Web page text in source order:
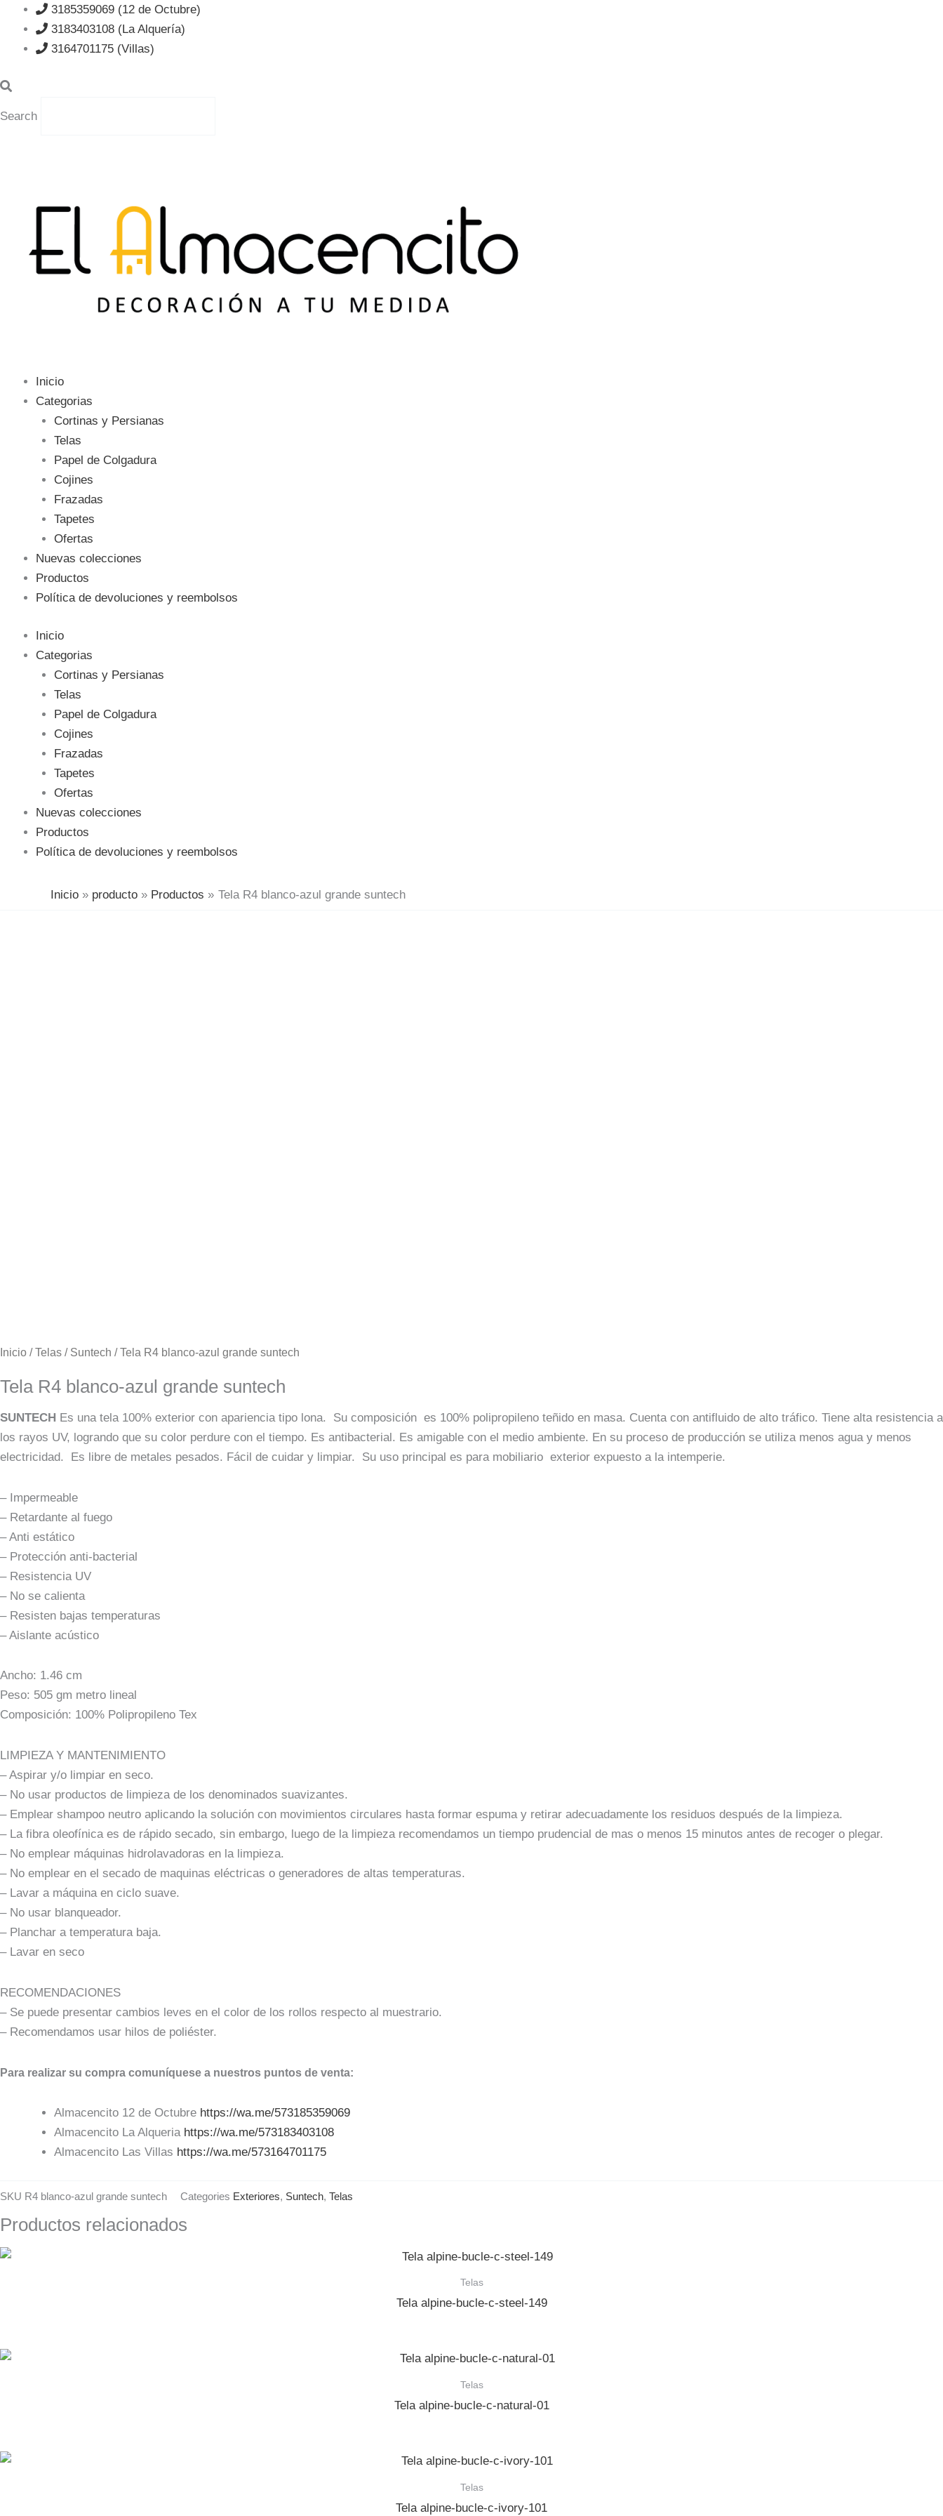
contenido
3185359069 (12 de Octubre)
3183403108 (La Alquería)
3164701175 (Villas)
Search
Inicio
Categorias
Cortinas y Persianas
Telas
Papel de Colgadura
Cojines
Frazadas
Tapetes
Ofertas
Nuevas colecciones
Productos
Política de devoluciones y reembolsos
Inicio
Categorias
Cortinas y Persianas
Telas
Papel de Colgadura
Cojines
Frazadas
Tapetes
Ofertas
Nuevas colecciones
Productos
Política de devoluciones y reembolsos
Inicio producto Productos Tela R4 blanco-azul grande suntech
Inicio /Telas / Suntech / Tela R4 blanco-azul grande suntech
Tela R4 blanco-azul grande suntech
SUNTECH Es una tela 100% exterior con apariencia tipo lona. Su composición es 100% polipropileno teñido en masa. Cuenta con antifluido de alto tráfico. Tiene alta resistencia a
los rayos UV, logrando que su color perdure con el tiempo. Es antibacterial. Es amigable con el medio ambiente. En su proceso de producción se utiliza menos agua y menos
electricidad. Es libre de metales pesados. Fácil de cuidar y limpiar. Su uso principal es para mobiliario exterior expuesto a la intemperie.
– Impermeable
– Retardante al fuego
– Anti estático
– Protección anti-bacterial
– Resistencia UV
– No se calienta
– Resisten bajas temperaturas
– Aislante acústico
Ancho: 1.46 cm
Peso: 505 gm metro lineal
Composición: 100% Polipropileno Tex
LIMPIEZA Y MANTENIMIENTO
– Aspirar y/o limpiar en seco.
– No usar productos de limpieza de los denominados suavizantes.
– Emplear shampoo neutro aplicando la solución con movimientos circulares hasta formar espuma y retirar adecuadamente los residuos después de la limpieza.
– La fibra oleofínica es de rápido secado, sin embargo, luego de la limpieza recomendamos un tiempo prudencial de mas o menos 15 minutos antes de recoger o plegar.
– No emplear máquinas hidrolavadoras en la limpieza.
– No emplear en el secado de maquinas eléctricas o generadores de altas temperaturas.
– Lavar a máquina en ciclo suave.
– No usar blanqueador.
– Planchar a temperatura baja.
– Lavar en seco
RECOMENDACIONES
– Se puede presentar cambios leves en el color de los rollos respecto al muestrario.
– Recomendamos usar hilos de poliéster.
Para realizar su compra comuníquese a nuestros puntos de venta:
Almacencito 12 de Octubre https://wa.me/573185359069
Almacencito La Alqueria https://wa.me/573183403108
Almacencito Las Villas https://wa.me/573164701175
SKU R4 blanco-azul grande suntech Categories Exteriores, Suntech, Telas
Productos relacionados
Telas
Tela alpine-bucle-c-steel-149
Telas
Tela alpine-bucle-c-natural-01
Telas
Tela alpine-bucle-c-ivory-101